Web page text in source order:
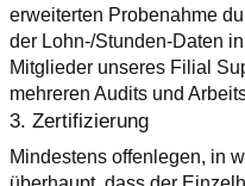
erweiterten Probenahme
der Lohn-/Stunden-Daten
Mitglieder unseres Filial
mehreren Audits und
3. Zertifizierung
Mindestens offenlegen, in